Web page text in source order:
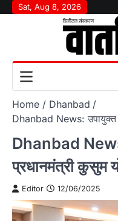
SkipSat, Aug 8, 2026
Home
Dhanbad
Dhanbad News: उपायुक्त
Dhanbad
प्रधानमंत्री कुसुम
Editor 12/06/2025